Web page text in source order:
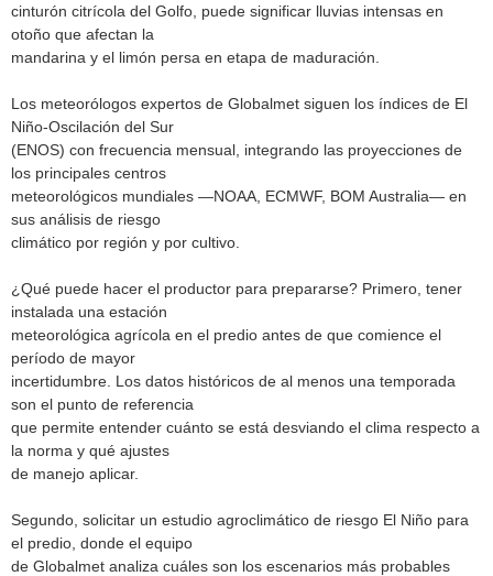
cinturón citrícola del Golfo, puede significar lluvias intensas en
otoño que afectan la
mandarina y el limón persa en etapa de maduración.
Los meteorólogos expertos de Globalmet siguen los índices de El
Niño-Oscilación del Sur
(ENOS) con frecuencia mensual, integrando las proyecciones de
los principales centros
meteorológicos mundiales —NOAA, ECMWF, BOM Australia— en
sus análisis de riesgo
climático por región y por cultivo.
¿Qué puede hacer el productor para prepararse? Primero, tener
instalada una estación
meteorológica agrícola en el predio antes de que comience el
período de mayor
incertidumbre. Los datos históricos de al menos una temporada
son el punto de referencia
que permite entender cuánto se está desviando el clima respecto a
la norma y qué ajustes
de manejo aplicar.
Segundo, solicitar un estudio agroclimático de riesgo El Niño para
el predio, donde el equipo
de Globalmet analiza cuáles son los escenarios más probables